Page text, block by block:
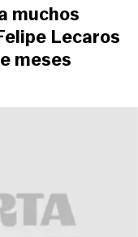
muchos
Lecaros
meses